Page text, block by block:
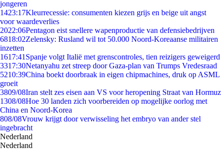
jongeren
1423:17Kleurrecessie: consumenten kiezen grijs en beige uit angst
voor waardeverlies
2022:06Pentagon eist snellere wapenproductie van defensiebedrijven
6818:02Zelensky: Rusland wil tot 50.000 Noord-Koreaanse militairen
inzetten
1617:41 Spanje volgt Italië met grenscontroles, tien reizigers geweigerd
3317:30Netanyahu zet streep door Gaza-plan van Trumps Vredesraad
5210:39China boekt doorbraak in eigen chipmachines, druk op ASML
groeit
3809/08Iran stelt zes eisen aan VS voor heropening Straat van Hormuz
1308/08Hoe 30 landen zich voorbereiden op mogelijke oorlog met
China en Noord-Korea
808/08Vrouw krijgt door verwisseling het embryo van ander stel
ingebracht
Nederland
Nederland